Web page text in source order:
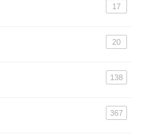
17
20
138
367